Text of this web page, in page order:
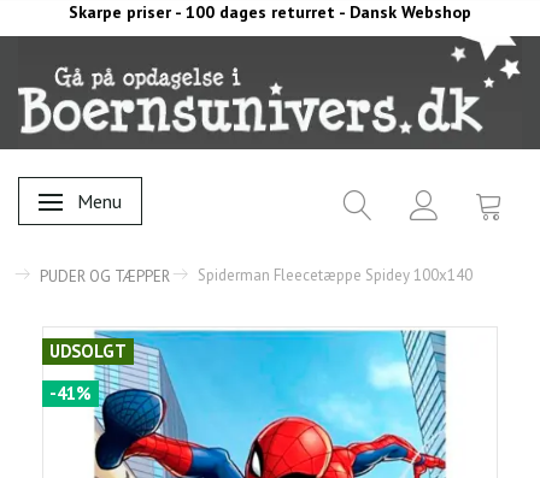
Skarpe priser - 100 dages returret - Dansk Webshop
Skifte navigation
Menu
PUDER OG TÆPPER Spiderman Fleecetæppe Spidey 100x140
UDSOLGT
-41%